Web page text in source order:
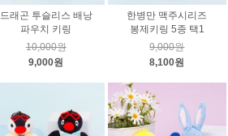
드래곤 투슬리스 배낭
파우치 키링
10,000원
9,000원
한병만 맥주시리즈
봉제키링 5종 택1
9,000원
8,100원